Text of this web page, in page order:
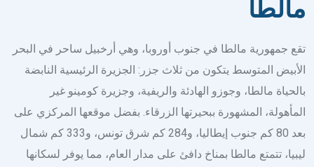
مالطا
تقع جمهورية مالطا في جنوب أوروبا، وهي أرخبيل ساحر في البحر
الأبيض المتوسط يتكون من ثلاث جزر: الجزيرة الرئيسية النابضة
بالحياة مالطا، وجوزو الهادئة والريفية، وجزيرة كومينو غير
المأهولة، المشهورة ببحيرتها الزرقاء. بفضل موقعها المركزي على
بعد 80 كم جنوب إيطاليا، و284 كم شرق تونس، و333 كم شمال
ليبيا، تتمتع مالطا بمناخ دافئ على مدار العام، مما يوفر لسكانها